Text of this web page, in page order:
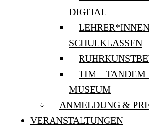
DIGITAL
SCHULKLASSEN
TIM – TANDEM
MUSEUM
ANMELDUNG &
VERANSTALTUNGEN